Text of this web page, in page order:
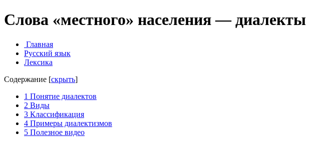
Слова «местного» населения — диалекты
Главная
Русский язык
Лексика
Содержание [скрыть]
1 Понятие диалектов
2 Виды
3 Классификация
4 Примеры диалектизмов
5 Полезное видео